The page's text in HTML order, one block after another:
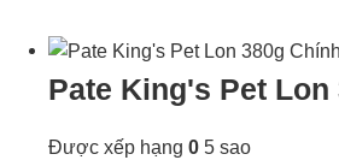
Pate King's Pet
Được xếp hạng 0 5 sao